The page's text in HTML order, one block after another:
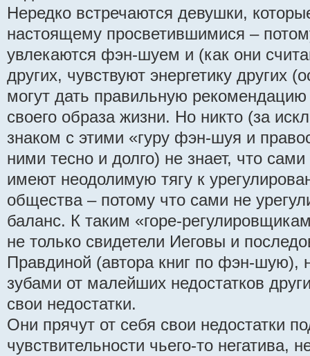
Нередко встречаются девушки,
настоящему просветившимися –
увлекаются фэн-шуем и (как они
других, чувствуют энергетику других
могут дать правильную
своего образа жизни. Но никто (за
знаком с этими «гуру фэн-шуя и
ними тесно и долго) не знает, что
имеют неодолимую тягу к
общества – потому что сами не
баланс. К таким «горе-
не только свидетели Иеговы и
Правдиной (автора книг по фэн-шую),
зубами от малейших недостатков
свои недостатки.
Они прячут от себя свои недостатки
чувствительности чьего-то негатива,